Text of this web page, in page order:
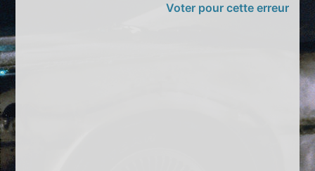
Voter pour cette erreur